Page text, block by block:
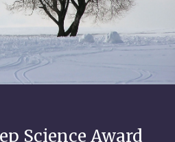
Science Award